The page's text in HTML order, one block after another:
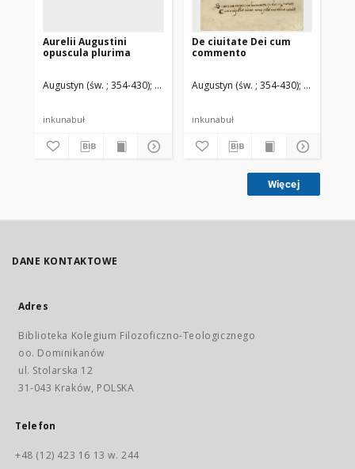
Aurelii Augustini
opuscula plurima
Augustyn (św. ; 354-430) Flach, Martin (14..-1500). Druk.
inkunabuł
De ciuitate Dei cum
commento
Augustyn (św. ; 354-430) Pseudo-
inkunabuł
Więcej
DANE KONTAKTOWE
Adres
Biblioteka Kolegium Filozoficzno-Teologicznego
oo. Dominikanów
ul. Stolarska 12
31-043 Kraków, POLSKA
Telefon
+48 (12) 423 16 13 w. 244